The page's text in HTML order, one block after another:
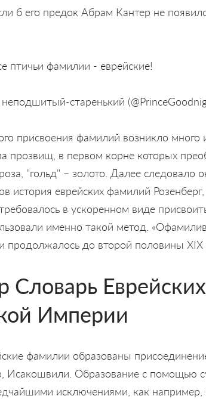
б его предок Абрам Кантер не
птичьи фамилии - еврейские!
старенький
присвоения фамилий возникло
прозвищ, в первом корне которых
"гольд" – золото. Далее
история еврейских фамилий
в ускоренном виде
именно такой метод.
продолжалось до второй половины XIX
Словарь
Империи
фамилии образованы
Исакошвили. Образование с помощью
исключениями, как